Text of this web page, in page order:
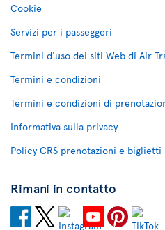
Cookie
Servizi per i passeggeri
Termini d'uso dei siti Web di Air
Termini e condizioni
Termini e condizioni di
Informativa sulla privacy
Policy CRS prenotazioni e biglietti
Rimani in contatto